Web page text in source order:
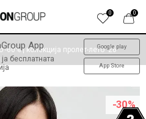
0
0
App
бесплатната
Google play
App Store
| колекција пролет-лето '26
-30%